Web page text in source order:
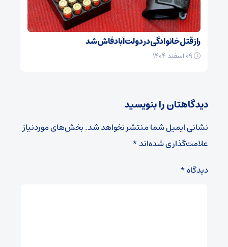
راز قتل خانوادگی در دولت‌آباد فاش شد
دیدگاهتان را بنویسید
نشانی ایمیل شما منتشر نخواهد شد.بخش‌های موردنیاز
علامت‌گذاری شده‌اند*
دیدگاه*